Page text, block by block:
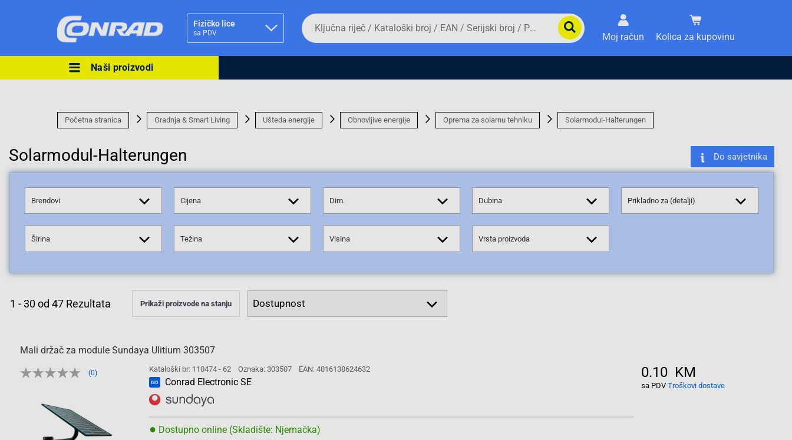
Fizičko lice
sa PDV
Ova postavka prilagođava asortiman proizvoda i
Da
biste
potražili
proizvod,
broj,
EAN
ili
Moj račun Kolica za kupovinu
Naši proizvodi
Početna stranica Gradnja & Smart Living Ušteda energije Obnovljive energije Oprema za solarnu tehniku Solarmodul-Halterungen
Solarmodul-Halterungen Do savjetnika
Brendovi Cijena Dim. Dubina Prikladno za (detalji)
Širina Težina Visina Vrsta proizvoda
1 - 30 od 47 Rezultata Prikaži proizvode na stanju
Mali držač za module Sundaya Ulitium 303507
(0) Kataloški br: 110474 - 62 Oznaka: 303507 EAN: 4016138624632
ISO Conrad Electronic SE
● Dostupno online (Skladište: Njemačka)
0.10 KM
sa PDV Troškovi dostave